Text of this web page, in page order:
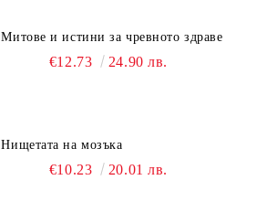
Митове и истини за чревното здраве
€12.73 24.90 лв.
Нищетата на мозъка
€10.23 20.01 лв.